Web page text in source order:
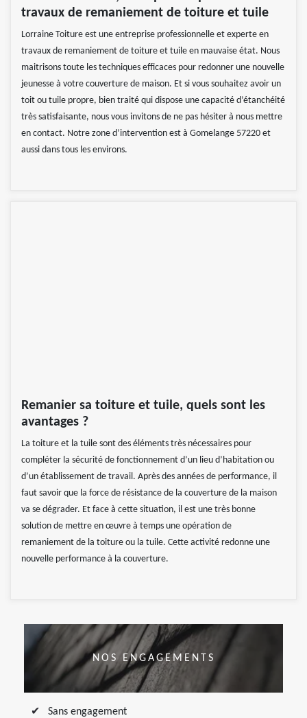
travaux de remaniement de toiture et tuile
Lorraine Toiture est une entreprise professionnelle et experte en
travaux de remaniement de toiture et tuile en mauvaise état. Nous
maitrisons toute les techniques efficaces pour redonner une nouvelle
jeunesse à votre couverture de maison. Et si vous souhaitez avoir un
toit ou tuile propre, bien traité qui dispose une capacité d’étanchéité
très satisfaisante, nous vous invitons de ne pas hésiter à nous mettre
en contact. Notre zone d’intervention est à Gomelange 57220 et
aussi dans tous les environs.
Remanier sa toiture et tuile, quels sont les
avantages ?
La toiture et la tuile sont des éléments très nécessaires pour
compléter la sécurité de fonctionnement d’un lieu d’habitation ou
d’un établissement de travail. Après des années de performance, il
faut savoir que la force de résistance de la couverture de la maison
va se dégrader. Et face à cette situation, il est une très bonne
solution de mettre en œuvre à temps une opération de
remaniement de la toiture ou la tuile. Cette activité redonne une
nouvelle performance à la couverture.
NOS ENGAGEMENTS
Sans engagement